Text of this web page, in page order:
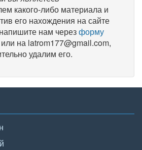
какого-либо материала и
его нахождения на сайте
нам черезформу
или на latrom177@gmail.com,
удалим его.